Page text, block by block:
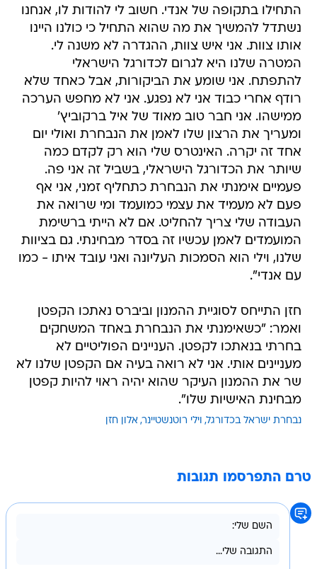
התחילו בתקופה של אנדי. חשוב לי להודות לו, אנחנו
נשתדל להמשיך את מה שהוא התחיל כי כולנו היינו
אותו צוות. אני איש צוות, ההגדרה לא משנה לי.
המטרה שלנו היא לגרום לכדורגל הישראלי
להתפתח. אני שומע את הביקורות, אבל כאחד שלא
רודף אחרי כבוד אני לא נפגע. אני לא מחפש הערכה
ממישהו. אני חבר טוב מאוד של איל ברקוביץ'
ומעריך את הרצון שלו לאמן את הנבחרת ואולי יום
אחד זה יקרה. האינטרס שלי הוא רק לקדם כמה
שיותר את הכדורגל הישראלי, בשביל זה אני פה.
פעמיים אימנתי את הנבחרת כתחליף זמני, אני אף
פעם לא מעמיד את עצמי כמועמד ומי שרואה את
העבודה שלי צריך להחליט. אם לא הייתי ברשימת
המועמדים לאמן עכשיו זה בסדר מבחינתי. גם בציוות
שלנו, וילי הוא הסמכות העליונה ואני עובד איתו - כמו
עם אנדי".
חזן התייחס לסוגיית ההמנון וביברס נאתכו הקפטן
ואמר: "כשאימנתי את הנבחרת באחד המשחקים
בחרתי בנאתכו לקפטן. העניינים הפוליטיים לא
מעניינים אותי. אני לא רואה בעיה אם הקפטן שלנו לא
שר את ההמנון העיקר שהוא יהיה ראוי להיות קפטן
מבחינת האישיות שלו".
נבחרת ישראל בכדורגל וילי רוטנשטיינר אלון חזן
טרם התפרסמו תגובות